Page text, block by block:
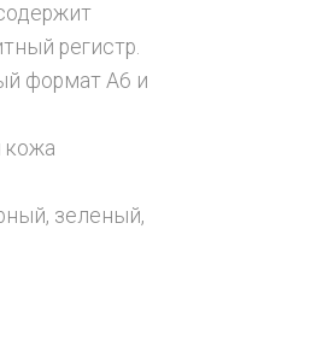
регистр.
формат A6 и
кожа
зеленый,